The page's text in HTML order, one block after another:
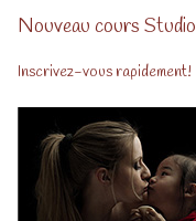
Nouveau cours Studio
Inscrivez-vous rapidement!